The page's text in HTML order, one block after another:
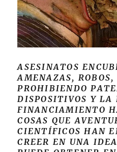
ASESINATOS
AMENAZAS, ROBOS,
PROHIBIENDO
DISPOSITIVOS Y LA
FINANCIAMIENTO
COSAS QUE
CIENTÍFICOS HAN
CREER EN UNA